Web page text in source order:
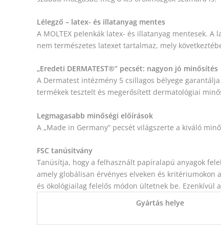
Lélegző – latex- és illatanyag mentes
A MOLTEX pelenkák latex- és illatanyag mentesek.
nem természetes latexet tartalmaz, mely
„Eredeti DERMATEST®” pecsét: nagyon jó minősítés
A Dermatest intézmény 5 csillagos bélyege
termékek tesztelt és megerősített dermatológiai
Legmagasabb minőségi előírások
A „Made in Germany” pecsét világszerte a kiváló
FSC tanúsitvány
Tanúsítja, hogy a felhasznált papíralapú anyagok
amely globálisan érvényes elveken és kritériumokon
és ökológiailag felelős módon ültetnek be. Ezenkívül
Gyártás helye